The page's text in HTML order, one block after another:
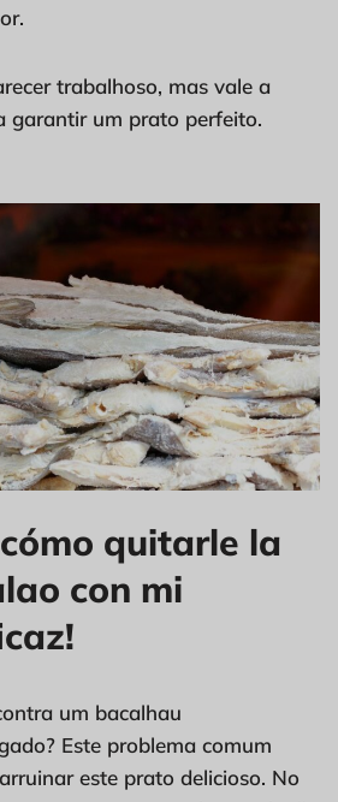
trabalhoso, mas vale a
garantir um prato perfeito.
quitarle la
con mi
um bacalhau
Este problema comum
este prato delicioso. No